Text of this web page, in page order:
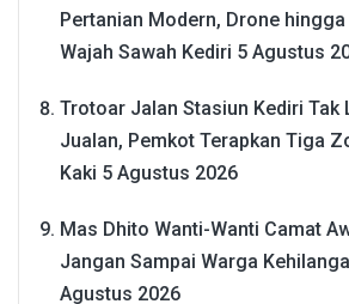
Pertanian Modern, Drone
Wajah Sawah Kediri 5 Agustus
Trotoar Jalan Stasiun Kediri Tak
Jualan, Pemkot Terapkan Tiga
Kaki 5 Agustus 2026
Mas Dhito Wanti-Wanti Camat
Jangan Sampai Warga
Agustus 2026